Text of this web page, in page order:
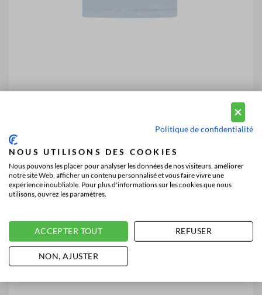
Politique de confidentialité
NOUS UTILISONS DES COOKIES
Nous pouvons les placer pour analyser les données de nos visiteurs, améliorer
notre site Web, afficher un contenu personnalisé et vous faire vivre une
expérience inoubliable. Pour plus d'informations sur les cookies que nous
utilisons, ouvrez les paramètres.
ACCEPTER TOUT REFUSER
NON, AJUSTER